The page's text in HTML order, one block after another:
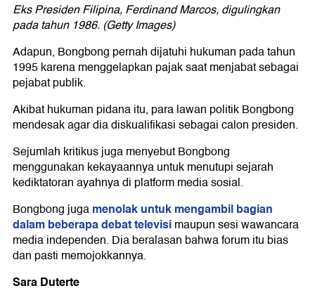
Eks Presiden Filipina, Ferdinand Marcos, digulingkan
pada tahun 1986. (Getty Images)
Adapun, Bongbong pernah dijatuhi hukuman pada tahun
1995 karena menggelapkan pajak saat menjabat sebagai
pejabat publik.
Akibat hukuman pidana itu, para lawan politik Bongbong
mendesak agar dia diskualifikasi sebagai calon presiden.
Sejumlah kritikus juga menyebut Bongbong
menggunakan kekayaannya untuk menutupi sejarah
kediktatoran ayahnya di platform media sosial.
Bongbong jugamenolak untuk mengambil bagian
dalam beberapa debat televisimaupun sesi wawancara
media independen. Dia beralasan bahwa forum itu bias
dan pasti memojokkannya.
Sara Duterte